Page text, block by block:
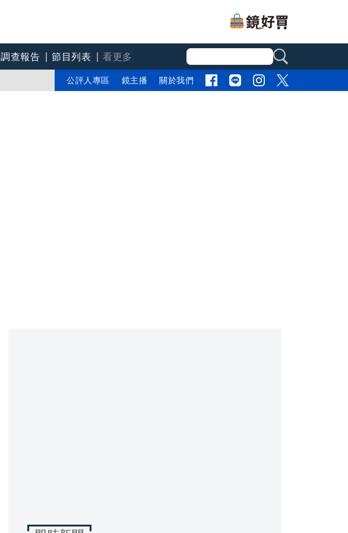
調查報告 節目列表
看更多
公評人專區 鏡主播 關於我們